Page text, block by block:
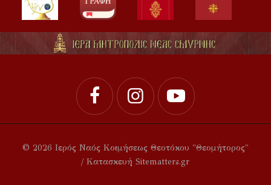
© 2026 Ιερός Ναός Κοιμήσεως Θεοτόκου "Θεομήτορος"
/ Κατασκευή Sitematters.gr